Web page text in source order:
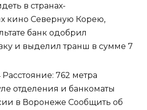
в странах-
кино Северную Корею,
банк одобрил
и выделил транш в сумме 7
762 метра
отделения и банкоматы
в Воронеже Сообщить об